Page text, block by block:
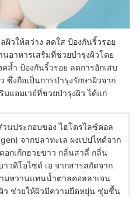
วให้สว่าง สดใส ป้องกันริ้วรอย
อาหารเสริมที่ช่วยบำรุงผิวโดย
ล้ำ ป้องกันริ้วรอย ลดการอักเสบ
ซึ่งถือเป็นการบำรุงรักษาผิวจาก
แอมเวย์ที่ช่วยบำรุงผิว ได้แก่
นประกอบของ ไฮโดรไลซ์คอล
จากปลาทะเล ผงเปปไทด์จาก
อกเก๊กฮวยขาว กลิ่นสาลี่ กลิ่น
วดิโอไซด์ เอ จากสารสกัดจาก
มหวานแทนน้ำตาลคอลลาเจน
ช่วยให้ผิวมีความยืดหยุ่น ชุ่มชื้น